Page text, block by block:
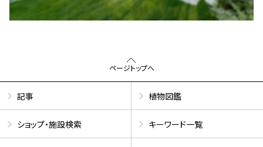
ページトップへ
記事 植物図鑑
ショップ・施設検索 キーワード一覧